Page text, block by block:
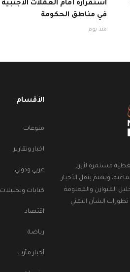
استقراره أمام العملات الأجنبية
في مناطق الحكومة
منذ يوم
مستمرة لأبرز
وتهتم بنقل الأخبار
المتوازن والمعلومة
تطورات الشأن اليمني
الأقسام
منوعات
اخبار وتقارير
عربي ودولي
كتابات وتحليلات
اقتصاد
رياضة
أخبار مأرب